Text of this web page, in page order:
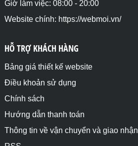
Giờ làm việc: 08:00 - 20:00
Website chính: https://webmoi.vn/
HỖ TRỢ KHÁCH HÀNG
Bảng giá thiết kế website
Điều khoản sử dụng
Chính sách
Hướng dẫn thanh toán
Thông tin về vận chuyển và giao nhận